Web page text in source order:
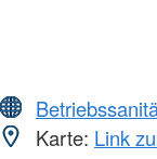
Karte: Link